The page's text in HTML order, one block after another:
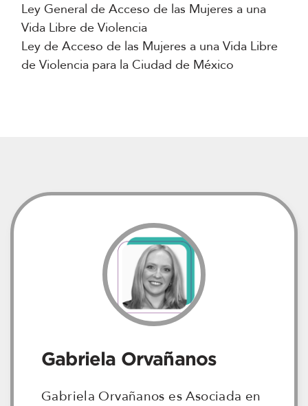
Ley General de Acceso de las Mujeres a una
Vida Libre de Violencia
Ley de Acceso de las Mujeres a una Vida Libre
de Violencia para la Ciudad de México
Gabriela Orvañanos
Gabriela Orvañanos es Asociada en